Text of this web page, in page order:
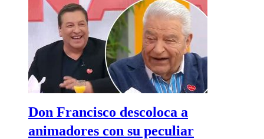
Don Francisco descoloca a
animadores con su peculiar